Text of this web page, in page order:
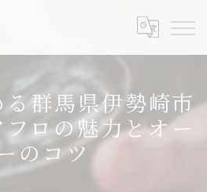
群馬県伊勢崎市
ロの魅力とオー
のコツ